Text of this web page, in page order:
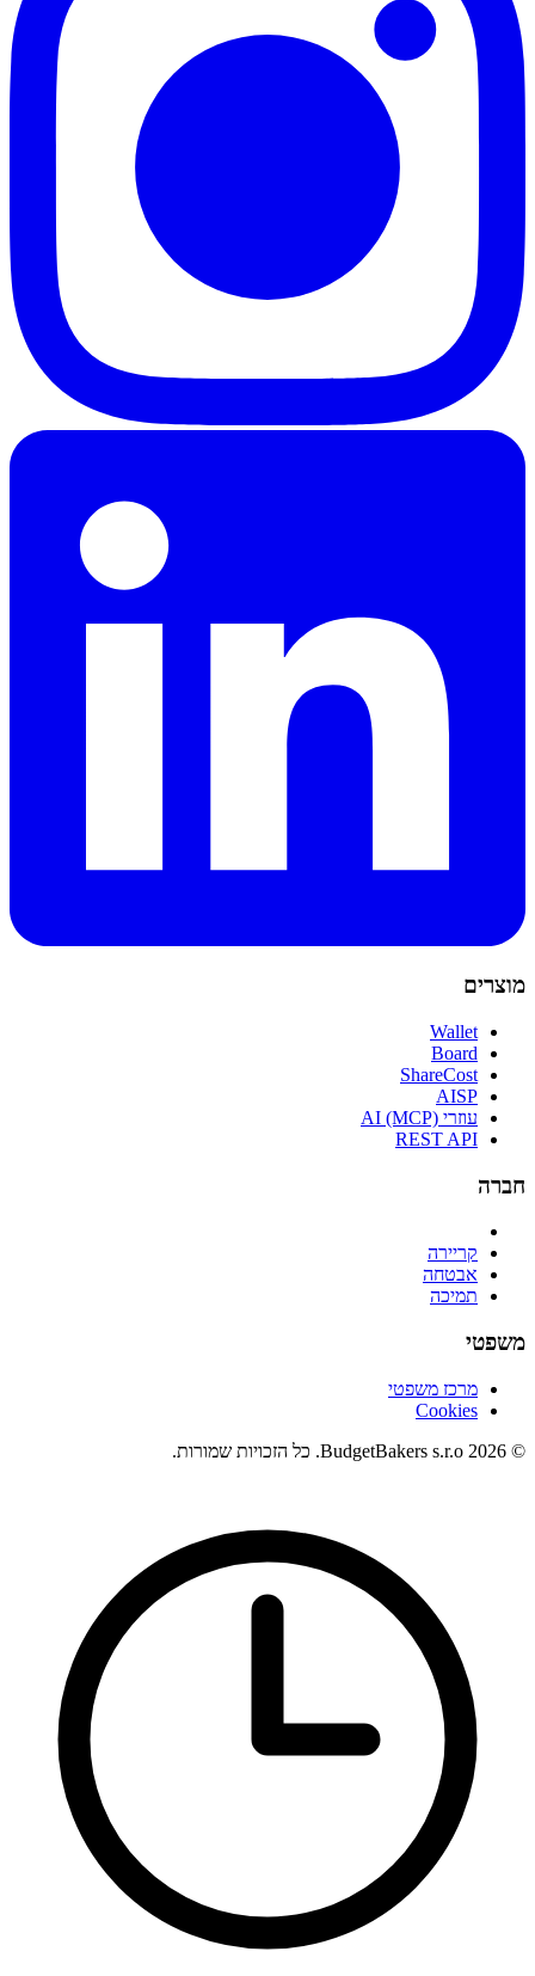
מוצרים
Wallet
Board
ShareCost
AISP
עוזרי AI (MCP)
REST API
חברה
קריירה
אבטחה
תמיכה
משפטי
מרכז משפטי
Cookies
© 2026 BudgetBakers s.r.o. כל הזכויות שמורות.